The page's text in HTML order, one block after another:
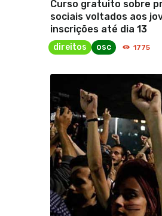
Curso gratuito sobre
sociais voltados aos
inscrições até dia 13
direitos osc 1775